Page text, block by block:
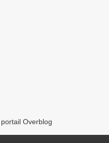
Overblog